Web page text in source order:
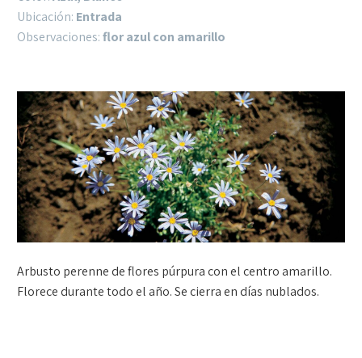
Ubicación: Entrada
Observaciones:flor azul con amarillo
Arbusto perenne de flores púrpura con el centro amarillo.
Florece durante todo el año. Se cierra en días nublados.